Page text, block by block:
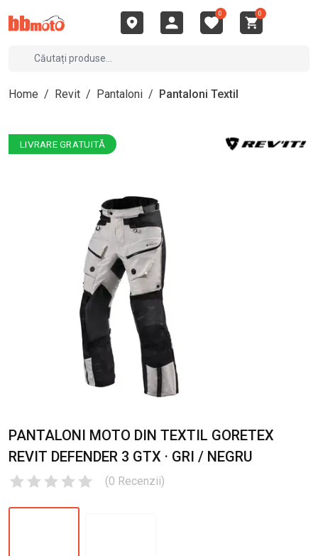
0 0
Home / Revit / Pantaloni / Pantaloni Textil
LIVRARE GRATUITĂ
PANTALONI MOTO DIN TEXTIL GORETEX
REVIT DEFENDER 3 GTX · GRI / NEGRU
(0 Recenzii)